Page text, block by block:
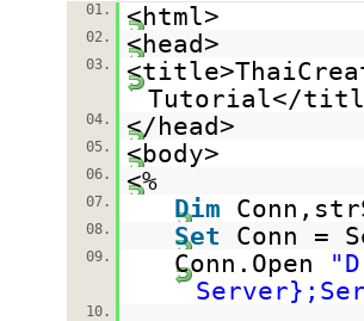
01. <html>
02. <head>
03.
Tutorial</
04. </head>
05. <body>
06. <%
07. Dim
08. Set Conn =
09. Conn.Open
10.